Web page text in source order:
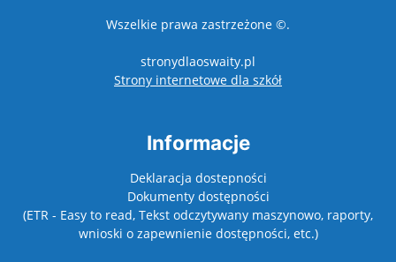
Wszelkie prawa zastrzeżone ©.
stronydlaoswaity.pl
Strony internetowe dla szkółotwiera się w
Informacje
Deklaracja dostepności
Dokumenty dostępności
(ETR - Easy to read, Tekst odczytywany maszynowo, raporty,
wnioski o zapewnienie dostępności, etc.)